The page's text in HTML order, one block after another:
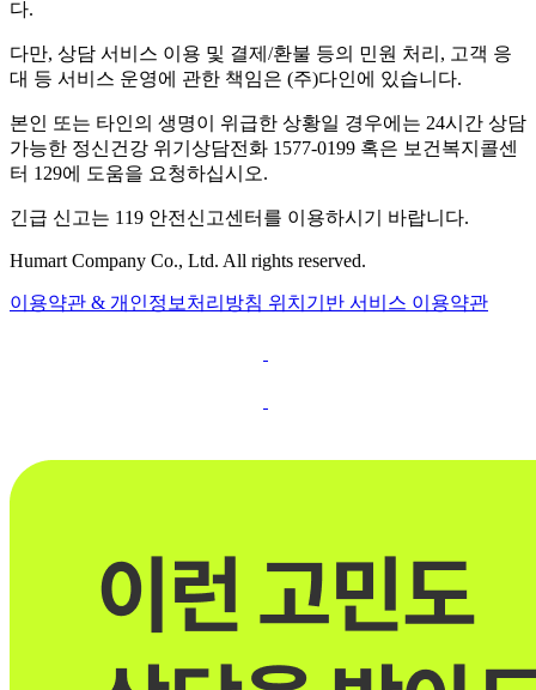
다.
다만, 상담 서비스 이용 및 결제/환불 등의 민원 처리, 고객 응
대 등 서비스 운영에 관한 책임은 (주)다인에 있습니다.
본인 또는 타인의 생명이 위급한 상황일 경우에는 24시간 상담
가능한 정신건강 위기상담전화 1577-0199 혹은 보건복지콜센
터 129에 도움을 요청하십시오.
긴급 신고는 119 안전신고센터를 이용하시기 바랍니다.
Humart Company Co., Ltd. All rights reserved.
이용약관 & 개인정보처리방침 위치기반 서비스 이용약관